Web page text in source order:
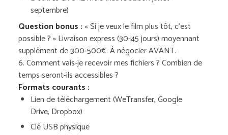
septembre)
Question bonus : « Si je veux le film plus tôt, c’est
possible ? » Livraison express (30-45 jours) moyennant
supplément de 300-500€. À négocier AVANT.
6. Comment vais-je recevoir mes fichiers ? Combien de
temps seront-ils accessibles ?
Formats courants :
Lien de téléchargement (WeTransfer, Google
Drive, Dropbox)
Clé USB physique